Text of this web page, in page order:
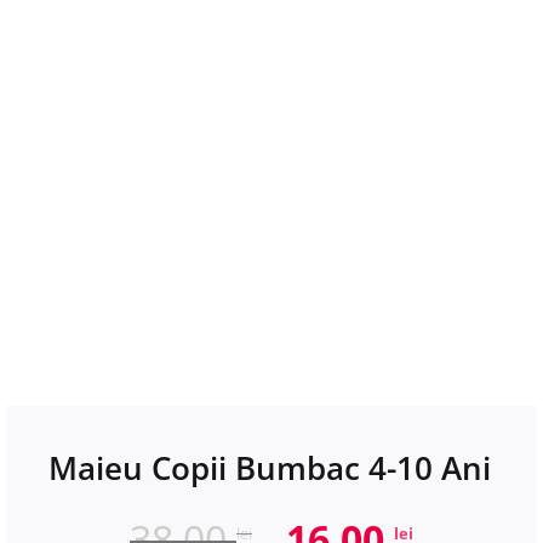
Maieu Copii Bumbac 4-10 Ani
lei Prețullei